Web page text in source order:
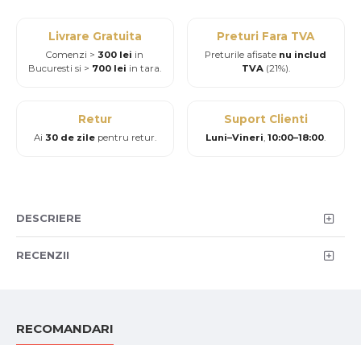
Livrare Gratuita
Comenzi >300 lei in
Bucuresti si > 700 lei in tara.
Preturi Fara TVA
Preturile afisate nu includ
TVA(21%).
Retur
Ai 30 de zilepentru retur.
Suport Clienti
Luni–Vineri,10:00–18:00.
DESCRIERE
RECENZII
RECOMANDARI